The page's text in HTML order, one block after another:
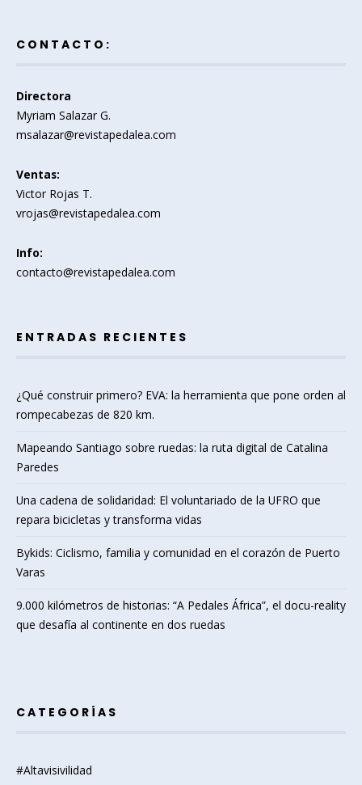
CONTACTO:
Directora
Myriam Salazar G.
msalazar@revistapedalea.com
Ventas:
Victor Rojas T.
vrojas@revistapedalea.com
Info:
contacto@revistapedalea.com
ENTRADAS RECIENTES
¿Qué construir primero? EVA: la herramienta que pone orden al
rompecabezas de 820 km.
Mapeando Santiago sobre ruedas: la ruta digital de Catalina
Paredes
Una cadena de solidaridad: El voluntariado de la UFRO que
repara bicicletas y transforma vidas
Bykids: Ciclismo, familia y comunidad en el corazón de Puerto
Varas
9.000 kilómetros de historias: “A Pedales África”, el docu-reality
que desafía al continente en dos ruedas
CATEGORÍAS
#Altavisivilidad